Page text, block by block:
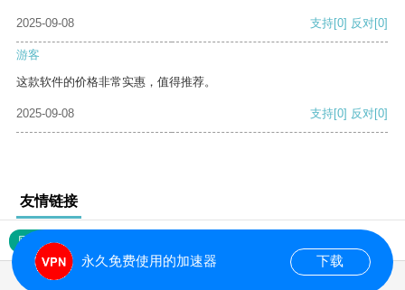
2025-09-08 支持[0] 反对[0]
游客
这款软件的价格非常实惠，值得推荐。
2025-09-08 支持[0] 反对[0]
友情链接
网站地图
永久免费使用的加速器 下载